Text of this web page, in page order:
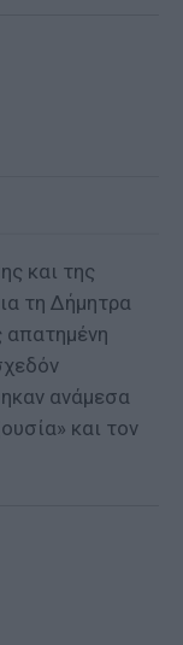
και της
τη Δήμητρα
ανάμεσα
και τον